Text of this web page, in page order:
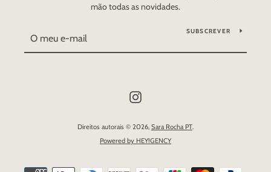
mão todas as novidades.
SUBSCREVER
Direitos autorais © 2026, Sara Rocha PT.
Powered by HEY!GENCY